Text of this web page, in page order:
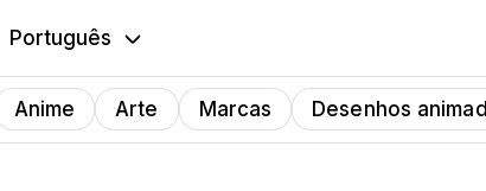
Português
English
Português
Anime Arte Marcas Desenhos